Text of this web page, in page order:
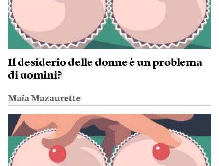
Il desiderio delle donne è un problema
di uomini?
Maïa Mazaurette